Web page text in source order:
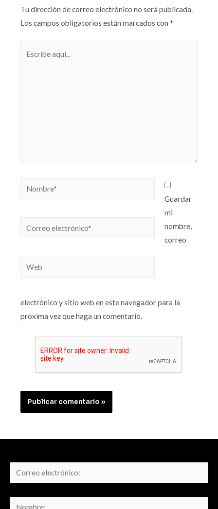
Tu dirección de correo electrónico no será publicada.
Los campos obligatorios están marcados con *
Guardar
mi
nombre,
correo
electrónico y sitio web en este navegador para la
próxima vez que haga un comentario.